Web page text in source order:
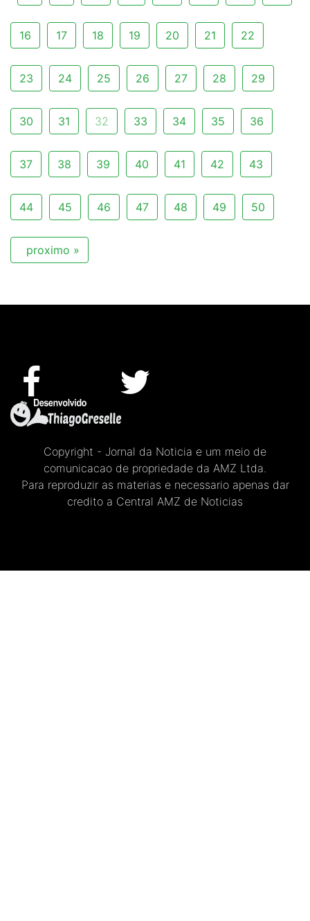
16 17 18 19 20 21 22
23 24 25 26 27 28 29
30 31 32 33 34 35 36
37 38 39 40 41 42 43
44 45 46 47 48 49 50
proximo »
Copyright - Jornal da Noticia e um meio de
comunicacao de propriedade da AMZ Ltda.
Para reproduzir as materias e necessario apenas dar
credito a Central AMZ de Noticias